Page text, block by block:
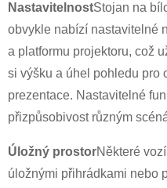
NastavitelnostStojan na
obvykle nabízí nastavitelné
a platformu projektoru, což
si výšku a úhel pohledu pro
prezentace. Nastavitelné
přizpůsobivost různým
Úložný prostorNěkteré
úložnými přihrádkami nebo
ODESLAT ŽÁDOST